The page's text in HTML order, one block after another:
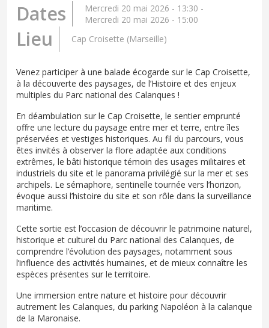
Dates Mercredi 20 mai 2026 - 13:30 -
Mercredi 20 mai 2026 - 15:00
Lieu Cap Croisette (Marseille)
Venez participer à une balade écogarde sur le Cap Croisette,
à la découverte des paysages, de l’Histoire et des enjeux
multiples du Parc national des Calanques !
En déambulation sur le Cap Croisette, le sentier emprunté
offre une lecture du paysage entre mer et terre, entre îles
préservées et vestiges historiques. Au fil du parcours, vous
êtes invités à observer la flore adaptée aux conditions
extrêmes, le bâti historique témoin des usages militaires et
industriels du site et le panorama privilégié sur la mer et ses
archipels. Le sémaphore, sentinelle tournée vers l’horizon,
évoque aussi l’histoire du site et son rôle dans la surveillance
maritime.
Cette sortie est l’occasion de découvrir le patrimoine naturel,
historique et culturel du Parc national des Calanques, de
comprendre l’évolution des paysages, notamment sous
l’influence des activités humaines, et de mieux connaître les
espèces présentes sur le territoire.
Une immersion entre nature et histoire pour découvrir
autrement les Calanques, du parking Napoléon à la calanque
de la Maronaise.